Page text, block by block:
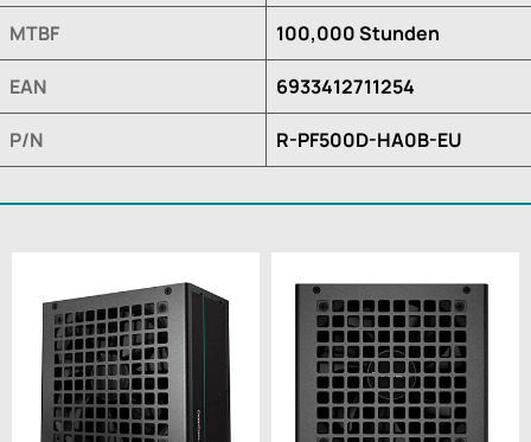
MTBF 100,000 Stunden
EAN 6933412711254
P/N R-PF500D-HA0B-EU